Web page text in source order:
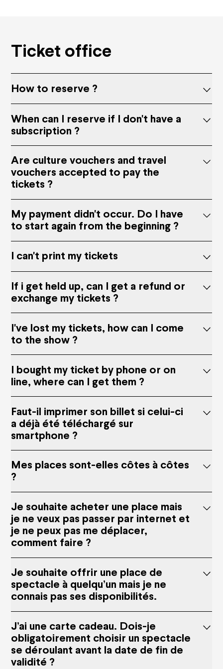
Ticket office
How to reserve ?
When can I reserve if I don't have a
subscription ?
Are culture vouchers and travel
vouchers accepted to pay the
tickets ?
My payment didn't occur. Do I have
to start again from the beginning ?
I can't print my tickets
If i get held up, can I get a refund or
exchange my tickets ?
I've lost my tickets, how can I come
to the show ?
I bought my ticket by phone or on
line, where can I get them ?
Faut-il imprimer son billet si celui-ci
a déjà été téléchargé sur
smartphone ?
Mes places sont-elles côtes à côtes
?
Je souhaite acheter une place mais
je ne veux pas passer par internet et
je ne peux pas me déplacer,
comment faire ?
Je souhaite offrir une place de
spectacle à quelqu’un mais je ne
connais pas ses disponibilités.
J’ai une carte cadeau. Dois-je
obligatoirement choisir un spectacle
se déroulant avant la date de fin de
validité ?